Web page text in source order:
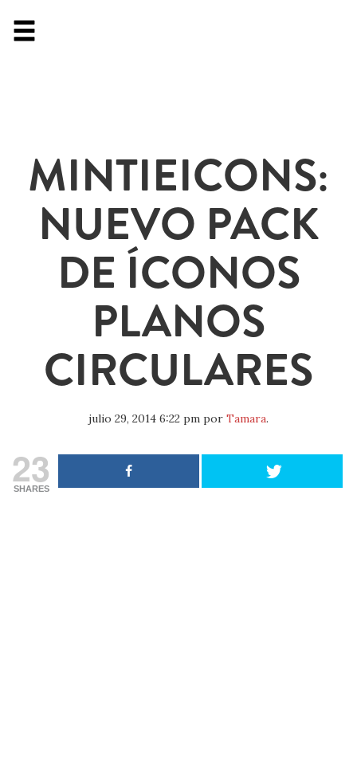
MINTIEICONS:
NUEVO PACK
DE ÍCONOS
PLANOS
CIRCULARES
julio 29, 2014 6:22 pm por Tamara.
23
SHARES